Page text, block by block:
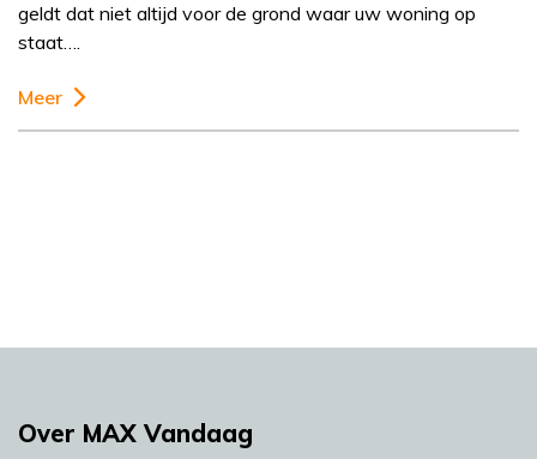
geldt dat niet altijd voor de grond waar uw woning op
staat….
Meer
Over MAX Vandaag